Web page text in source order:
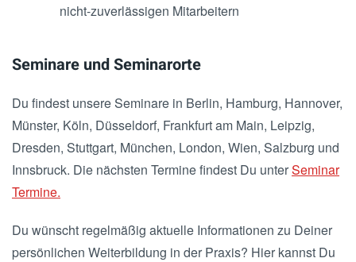
nicht-zuverlässigen Mitarbeitern
Seminare und Seminarorte
Du findest unsere Seminare in Berlin, Hamburg, Hannover,
Münster, Köln, Düsseldorf, Frankfurt am Main, Leipzig,
Dresden, Stuttgart, München, London, Wien, Salzburg und
Innsbruck. Die nächsten Termine findest Du unterSeminar
Termine.
Du wünscht regelmäßig aktuelle Informationen zu Deiner
persönlichen Weiterbildung in der Praxis? Hier kannst Du